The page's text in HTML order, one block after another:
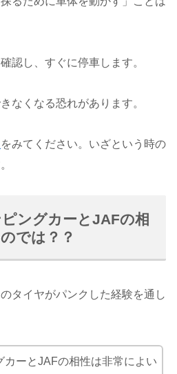
認し、すぐに停車します。
なくなる恐れがあります。
をみてください。いざという時の
ングカーとJAFの相
では？？
タイヤがパンクした経験を通し
カーとJAFの相性は非常によい